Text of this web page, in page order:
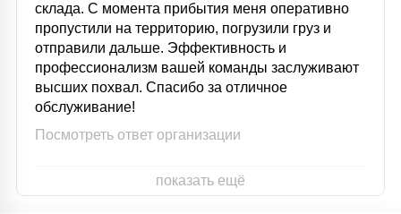
склада. С момента прибытия меня оперативно
пропустили на территорию, погрузили груз и
отправили дальше. Эффективность и
профессионализм вашей команды заслуживают
высших похвал. Спасибо за отличное
обслуживание!
Посмотреть ответ организации
показать ещё